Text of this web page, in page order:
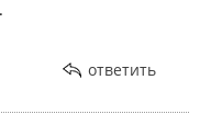
ответить